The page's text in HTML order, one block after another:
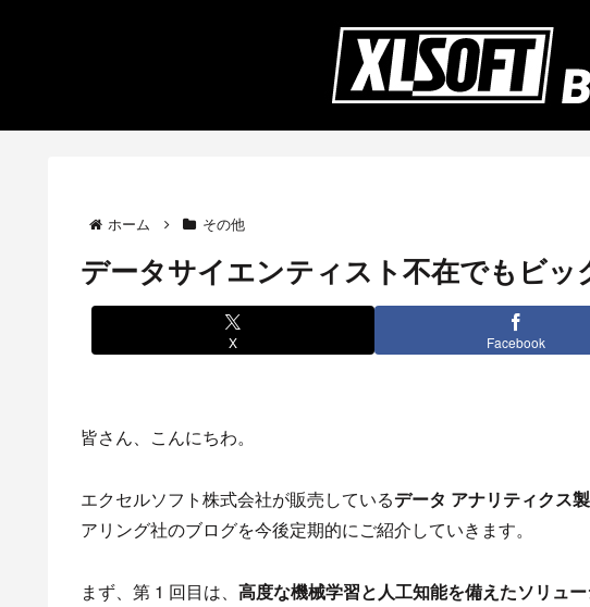
ホーム その他
データサイエンティスト不在でもビッ
X Facebook
皆さん、こんにちわ。
エクセルソフト株式会社が販売しているデータ アナリティクス
アリング社のブログを今後定期的にご紹介していきます。
まず、第 1 回目は、 高度な機械学習と人工知能を備えたソリュ